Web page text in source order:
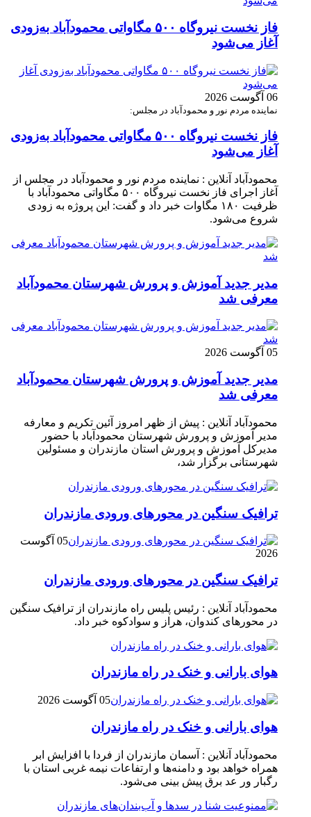
فاز نخست نیروگاه ۵۰۰ مگاواتی محمودآباد به‌زودی
آغاز می‌شود
06 آگوست 2026
نماینده مردم نور و محمودآباد در مجلس:
فاز نخست نیروگاه ۵۰۰ مگاواتی محمودآباد به‌زودی
آغاز می‌شود
محمودآباد آنلاین : نماینده مردم نور و محمودآباد در مجلس از
آغاز اجرای فاز نخست نیروگاه ۵۰۰ مگاواتی محمودآباد با
ظرفیت ۱۸۰ مگاوات خبر داد و گفت: این پروژه به زودی
شروع می‌شود.
مدیر جدید آموزش و پرورش شهرستان محمودآباد
معرفی شد
05 آگوست 2026
مدیر جدید آموزش و پرورش شهرستان محمودآباد
معرفی شد
محمودآباد آنلاین : پیش از ظهر امروز آئین تکریم و معارفه
مدیر آموزش و پرورش شهرستان محمودآباد با حضور
مدیرکل آموزش و پرورش استان مازندران و مسئولین
شهرستانی برگزار شد،
ترافیک سنگین در محور‌های ورودی مازندران
05 آگوست
2026
ترافیک سنگین در محور‌های ورودی مازندران
محمودآباد آنلاین : رئیس پلیس راه مازندران از ترافیک سنگین
در محور‌های کندوان، هراز و سوادکوه خبر داد.
هوای بارانی و خنک در راه مازندران
05 آگوست 2026
هوای بارانی و خنک در راه مازندران
محمودآباد آنلاین : آسمان مازندران از فردا با افزایش ابر
همراه خواهد بود و دامنه‌ها و ارتفاعات نیمه غربی استان با
رگبار ور عد برق پیش بینی می‌شود.